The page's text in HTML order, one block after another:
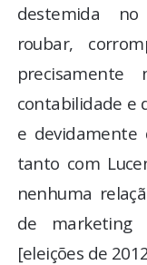
destemida no
roubar,
contabilidade e
e devidamente
tanto com
nenhuma
de marketing
[eleições de